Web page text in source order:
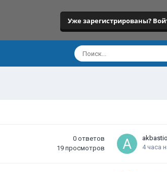
Уже зарегистрированы?
0 ответов
19 просмотров
4 часа